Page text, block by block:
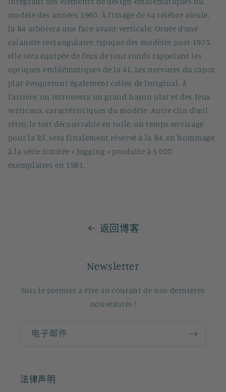
modèle des années 1960. À l’image de sa célèbre aïeule,
la R4 arborera une face avant verticale. Ornée d’une
calandre rectangulaire, typique des modèles post-1975,
elle sera équipée de feux de jour ronds rappelant les
optiques emblématiques de la 4L. Les nervures du capot
plat évoqueront également celles de l’original. À
l’arrière, on retrouvera un grand hayon plat et des feux
verticaux, caractéristiques du modèle. Autre clin d’œil
rétro, le toit découvrable en toile, un temps envisagé
pour la R5, sera finalement réservé à la R4, en hommage
à la série limitée « Jogging » produite à 5 000
exemplaires en 1981.
返回博客
Newsletter
Sois le premier à être au courant de nos dernières
nouveautés !
电子邮件
法律声明